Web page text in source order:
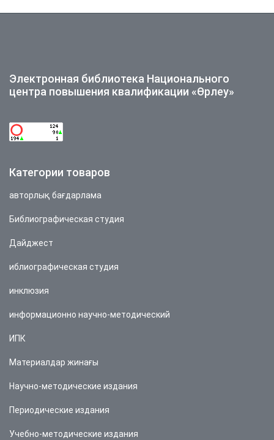
Электронная библиотека Национального
центра повышения квалификации «Өрлеу»
Категории товаров
авторлық бағдарлама
Библиографическая студия
Дайджест
иблиографическая студия
инклюзия
информационно научно-методический
ИПК
Материалдар жинағы
Научно-методические издания
Периодические издания
Учебно-методические издания